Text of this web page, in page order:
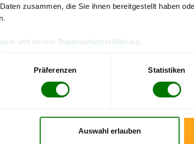
zusammen, die Sie ihnen bereitgestellt haben
und unsere Datenschutzerklärung
Präferenzen Statistiken
Auswahl erlauben
kostenlose
direkt online bestellen
aktuellen Stand